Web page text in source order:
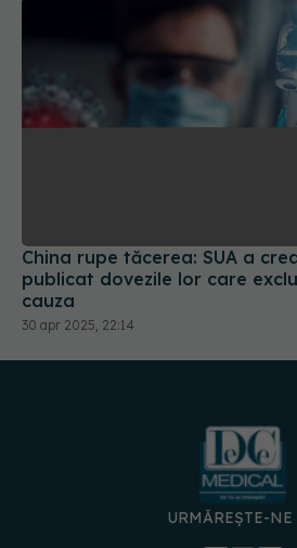
China rupe tăcerea: SUA a
publicat dovezile lor care
cauza
30 apr 2025, 22:14
URMĂREȘTE-NE